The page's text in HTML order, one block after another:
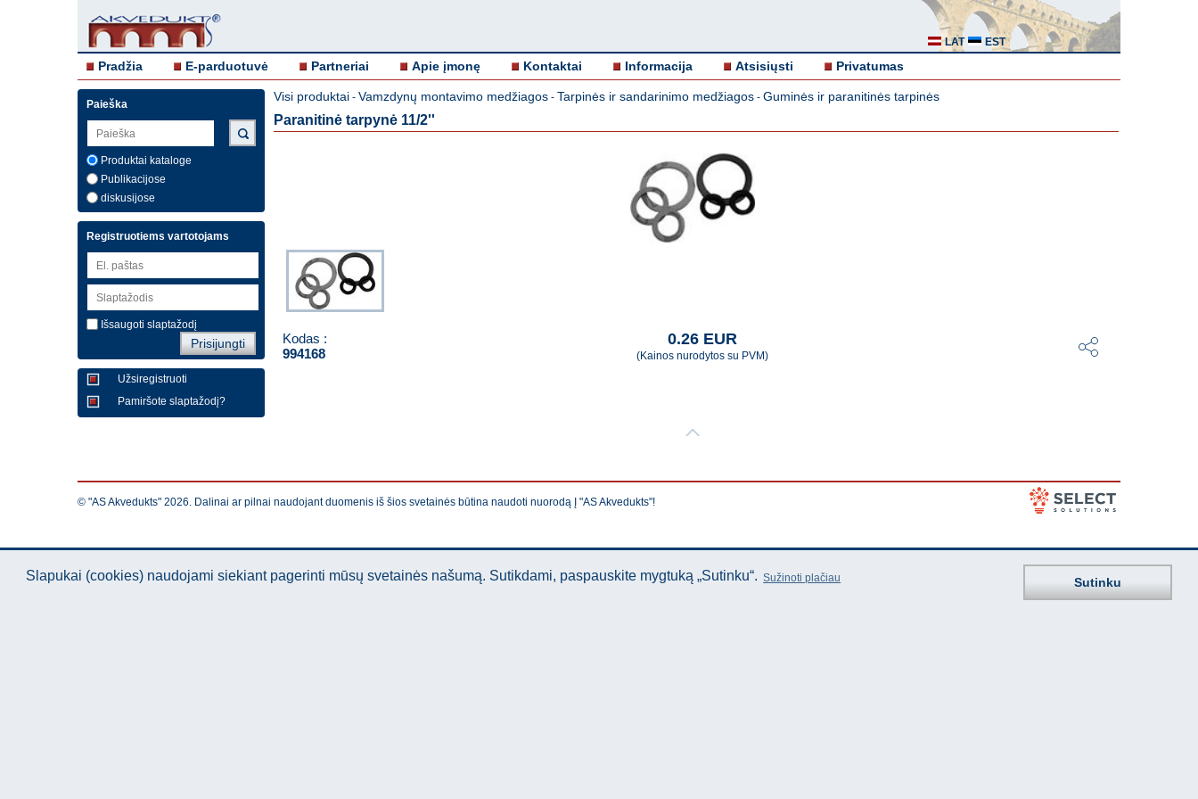
LAT EST
Pradžia E-parduotuvė Partneriai Apie įmonę Kontaktai Informacija Atsisiųsti Privatumas
Paieška
Produktai kataloge
Publikacijose
diskusijose
Registruotiems vartotojams
Išsaugoti slaptažodį
Užsiregistruoti
Pamiršote slaptažodį?
Visi produktai - Vamzdynų montavimo medžiagos - Tarpinės ir sandarinimo medžiagos - Guminės ir paranitinės tarpinės
Paranitinė tarpynė 11/2''
Kodas :
994168
0.26 EUR
(Kainos nurodytos su PVM)
© "AS Akvedukts" 2026. Dalinai ar pilnai naudojant duomenis iš šios svetainės būtina naudoti nuorodą Į "AS Akvedukts"!
Slapukai (cookies) naudojami siekiant pagerinti mūsų svetainės našumą. Sutikdami, paspauskite mygtuką „Sutinku“. Sužinoti plačiau Sutinku